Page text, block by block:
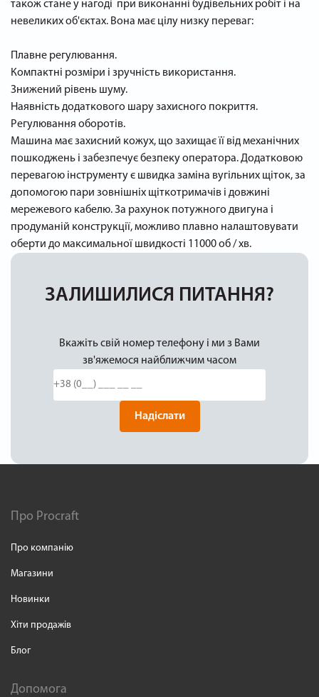
також стане у нагоді при виконанні будівельних робіт і на
невеликих об'єктах. Вона має цілу низку переваг:
Плавне регулювання.
Компактні розміри і зручність використання.
Знижений рівень шуму.
Наявність додаткового шару захисного покриття.
Регулювання оборотів.
Машина має захисний кожух, що захищає її від механічних
пошкоджень і забезпечує безпеку оператора. Додатковою
перевагою інструменту є швидка заміна вугільних щіток, за
допомогою пари зовнішніх щіткотримачів і довжині
мережевого кабелю. За рахунок потужного двигуна і
продуманій конструкції, можливо плавно налаштовувати
оберти до максимальної швидкості 11000 об / хв.
ЗАЛИШИЛИСЯ ПИТАННЯ?
Вкажіть свій номер телефону і ми з Вами
зв'яжемося найближчим часом
Надіслати
Про Procraft
Про компанію
Магазини
Новинки
Хіти продажів
Блог
Допомога